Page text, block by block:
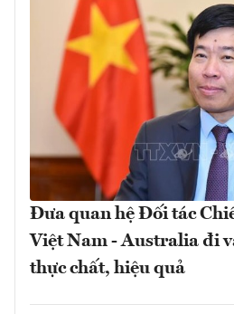
Đưa quan hệ Đối tác
Việt Nam - Australia đi
thực chất, hiệu quả